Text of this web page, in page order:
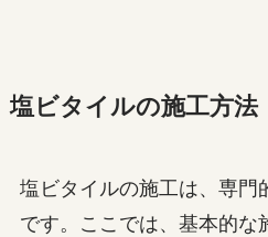
塩ビタイルの施工方法
塩ビタイルの施工は、専門
です。ここでは、基本的な